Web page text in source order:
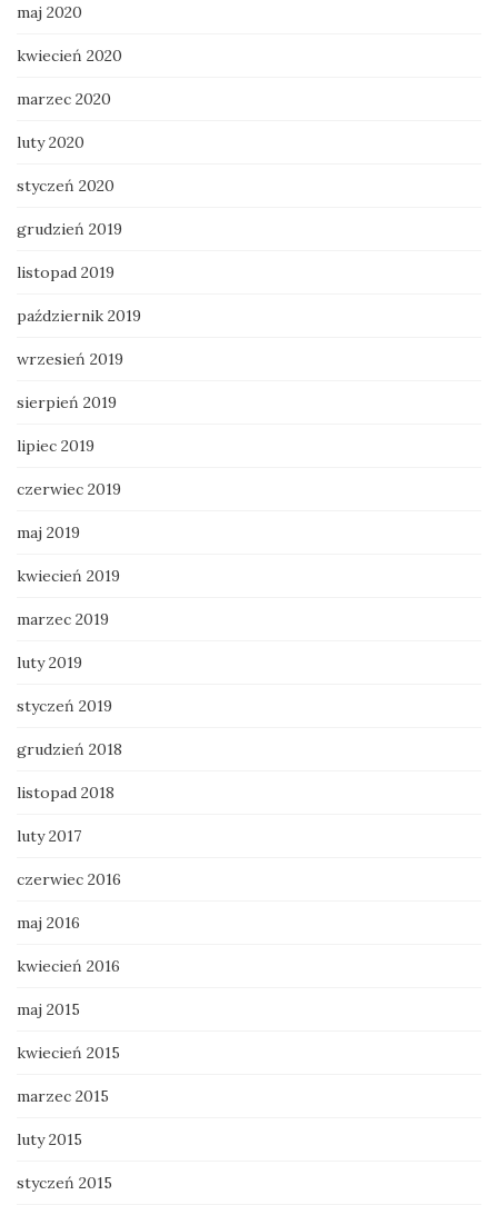
maj 2020
kwiecień 2020
marzec 2020
luty 2020
styczeń 2020
grudzień 2019
listopad 2019
październik 2019
wrzesień 2019
sierpień 2019
lipiec 2019
czerwiec 2019
maj 2019
kwiecień 2019
marzec 2019
luty 2019
styczeń 2019
grudzień 2018
listopad 2018
luty 2017
czerwiec 2016
maj 2016
kwiecień 2016
maj 2015
kwiecień 2015
marzec 2015
luty 2015
styczeń 2015